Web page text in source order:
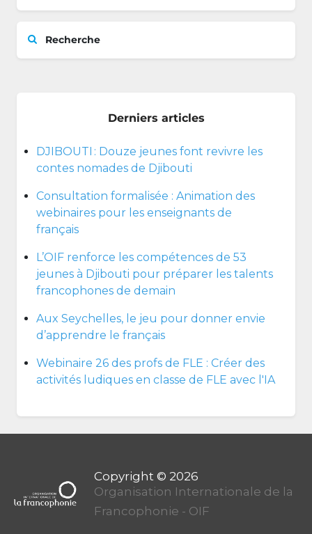
Recherche
Derniers articles
DJIBOUTI : Douze jeunes font revivre les
contes nomades de Djibouti
Consultation formalisée : Animation des
webinaires pour les enseignants de
français
L’OIF renforce les compétences de 53
jeunes à Djibouti pour préparer les talents
francophones de demain
Aux Seychelles, le jeu pour donner envie
d’apprendre le français
Webinaire 26 des profs de FLE : Créer des
activités ludiques en classe de FLE avec l'IA
Organisation Internationale de la
Francophonie - OIF